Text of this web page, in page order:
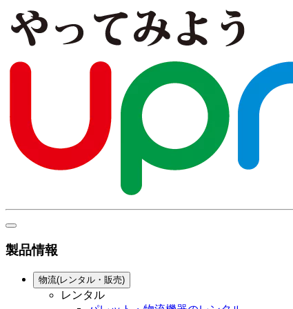
製品情報
物流(レンタル・販売)
レンタル